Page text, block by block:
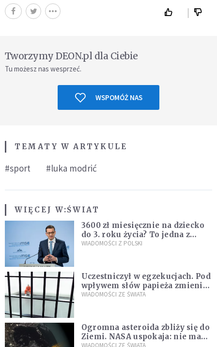
Tworzymy DEON.pl dla Ciebie
Tu możesz nas wesprzeć.
WSPOMÓŻ NAS
TEMATY W ARTYKULE
#sport #luka modrić
WIĘCEJ W:ŚWIAT
3600 zł miesięcznie na dziecko
do 3. roku życia? To jedna z
propozycji programu "Rozwój
WIADOMOŚCI Z POLSKI
Uczestniczył w egzekucjach. Pod
wpływem słów papieża zmienił
zdanie
WIADOMOŚCI ZE ŚWIATA
Ogromna asteroida zbliży się do
Ziemi. NASA uspokaja: nie ma